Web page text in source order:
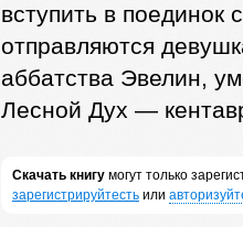
вступить в
отправляются
аббатства Эвелин,
Лесной Дух —
Скачать книгумогут только
зарегистрируйтестьили